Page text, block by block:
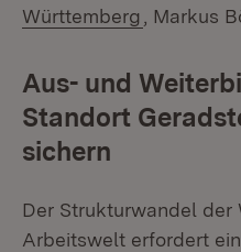
Württemberg (Öffnet in
, Markus
Aus- und
Standort
sichern
Der Strukturwandel der
Arbeitswelt erfordert